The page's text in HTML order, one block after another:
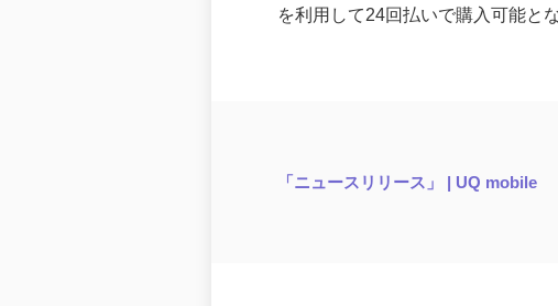
を利用して24回払いで購入可能と
「ニュースリリース」 | UQ mobile